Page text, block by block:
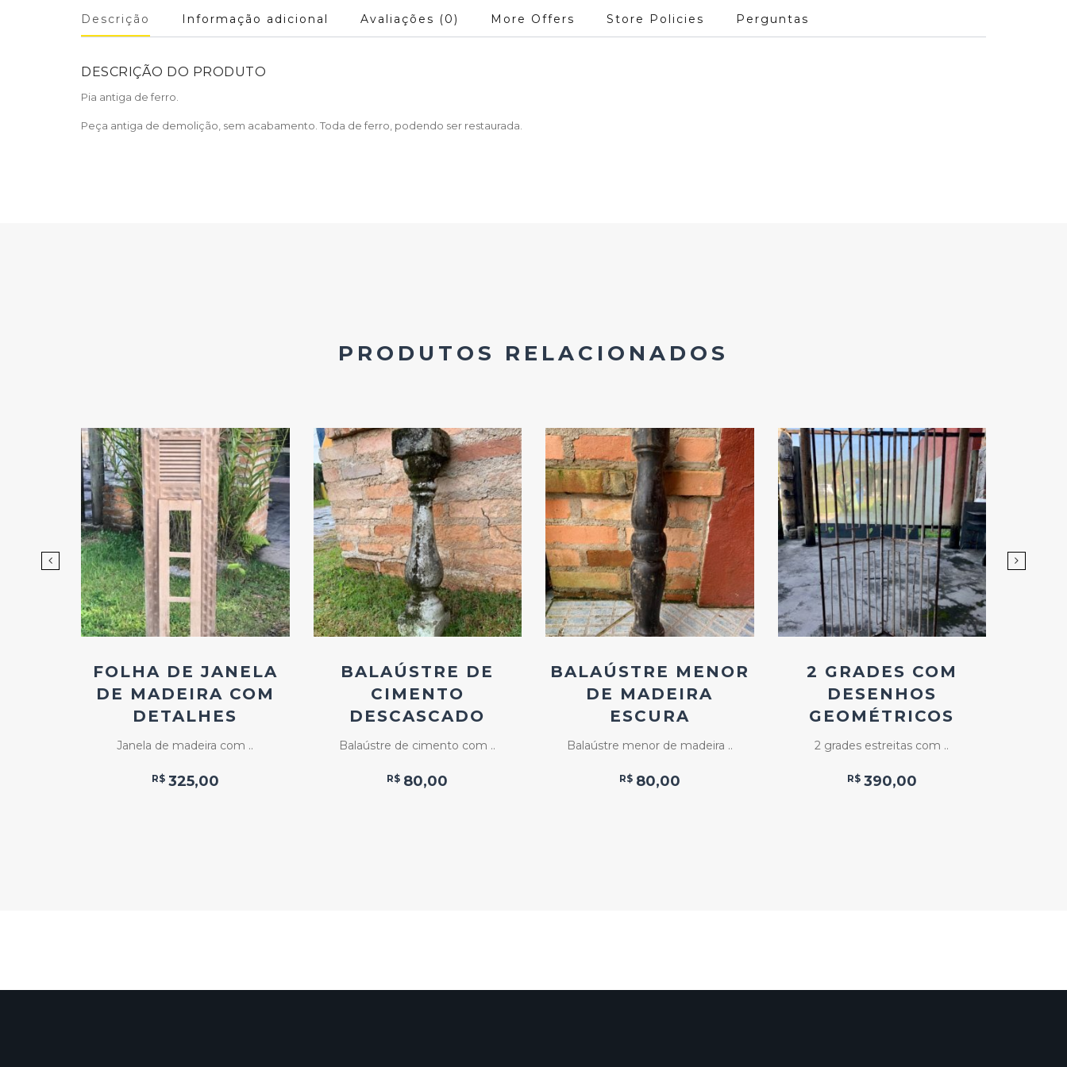
Descrição Informação adicional Avaliações (0) More Offers Store Policies Perguntas
DESCRIÇÃO DO PRODUTO
Pia antiga de ferro.
Peça antiga de demolição, sem acabamento. Toda de ferro, podendo ser restaurada.
PRODUTOS RELACIONADOS
Add
ao
Favoritos
FOLHA DE JANELA
DE MADEIRA COM
DETALHES
Janela de madeira com ..
R$ 325,00
Add
ao
Favoritos
BALAÚSTRE DE
CIMENTO
DESCASCADO
Balaústre de cimento com ..
R$ 80,00
Add
ao
Favoritos
BALAÚSTRE MENOR
DE MADEIRA
ESCURA
Balaústre menor de madeira ..
R$ 80,00
Add
ao
Favoritos
2 GRADES COM
DESENHOS
GEOMÉTRICOS
2 grades estreitas com ..
R$ 390,00